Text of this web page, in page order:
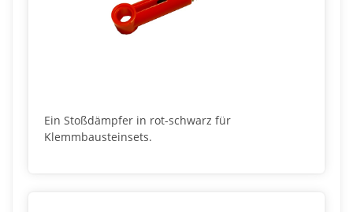
Ein Stoßdämpfer in rot-schwarz für
Klemmbausteinsets.